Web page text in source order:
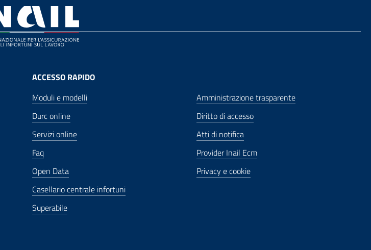
ACCESSO RAPIDO
Moduli e modelli
Durc online
Servizi online
Faq
Open Data
Casellario centrale infortuni
Superabile
Amministrazione trasparente
Diritto di accesso
Atti di notifica
Provider Inail Ecm
Privacy e cookie